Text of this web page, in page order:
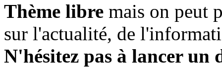
Thème libre mais on peut
sur l'actualité, de
N'hésitez pas à lancer un